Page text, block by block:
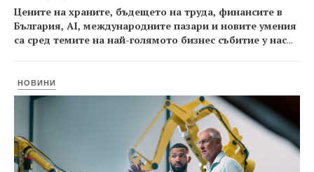
Цените на храните, бъдещето на труда, финансите в
България, AI, международните пазари и новите умения
са сред темите на най-голямото бизнес събитие у нас...
НОВИНИ